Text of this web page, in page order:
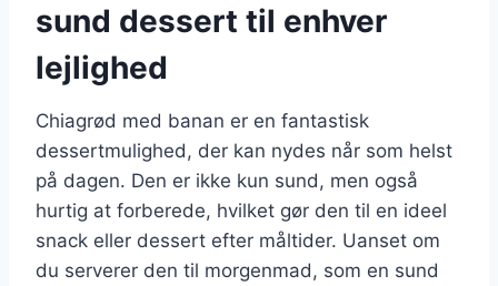
sund dessert til enhver
lejlighed
Chiagrød med banan er en fantastisk
dessertmulighed, der kan nydes når som helst
på dagen. Den er ikke kun sund, men også
hurtig at forberede, hvilket gør den til en ideel
snack eller dessert efter måltider. Uanset om
du serverer den til morgenmad, som en sund